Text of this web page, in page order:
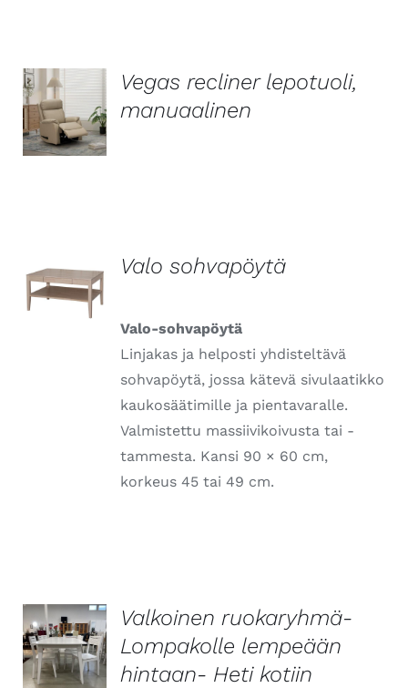
LISÄTIEDOT
Vegas recliner lepotuoli,
manuaalinen
LISÄTIEDOT
Valo sohvapöytä
Valo-sohvapöytä
Linjakas ja helposti yhdisteltävä
sohvapöytä, jossa kätevä sivulaatikko
kaukosäätimille ja pientavaralle.
Valmistettu massiivikoivusta tai -
tammesta. Kansi 90 × 60 cm,
korkeus 45 tai 49 cm.
LISÄTIEDOT
Valkoinen ruokaryhmä-
Lompakolle lempeään
hintaan- Heti kotiin